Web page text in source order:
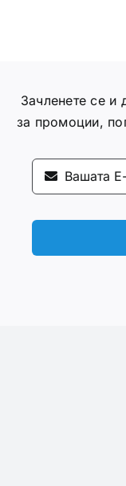
Зачленете се и
за промоции,